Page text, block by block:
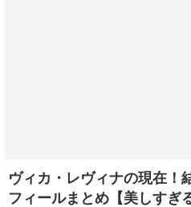
ヴィカ・レヴィナの現在！
フィールまとめ【美しすぎ